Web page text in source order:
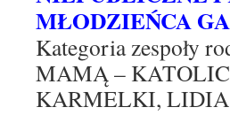
MŁODZIEŃCA
Kategoria zespoły
MAMĄ –
KARMELKI,